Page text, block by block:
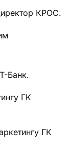
КРОС.
Банк.
ГК
ГК